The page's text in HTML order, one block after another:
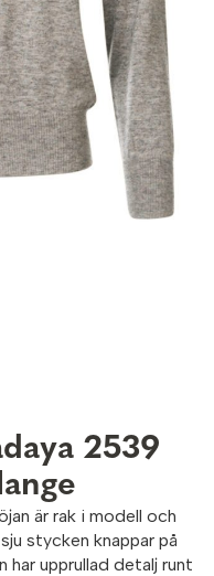
2539
är rak i modell och
stycken knappar på
har upprullad detalj runt